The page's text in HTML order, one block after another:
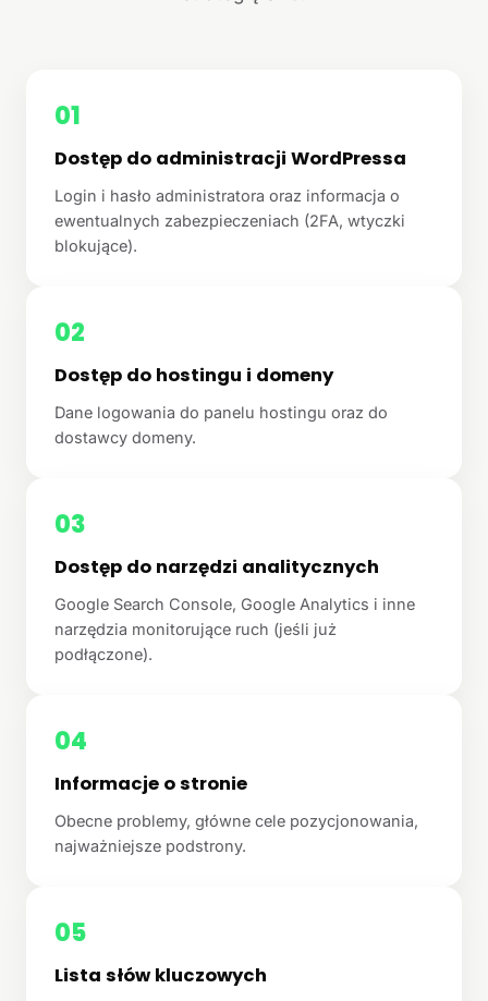
01
Dostęp do administracji WordPressa
Login i hasło administratora oraz informacja o
ewentualnych zabezpieczeniach (2FA, wtyczki
blokujące).
02
Dostęp do hostingu i domeny
Dane logowania do panelu hostingu oraz do
dostawcy domeny.
03
Dostęp do narzędzi analitycznych
Google Search Console, Google Analytics i inne
narzędzia monitorujące ruch (jeśli już
podłączone).
04
Informacje o stronie
Obecne problemy, główne cele pozycjonowania,
najważniejsze podstrony.
05
Lista słów kluczowych